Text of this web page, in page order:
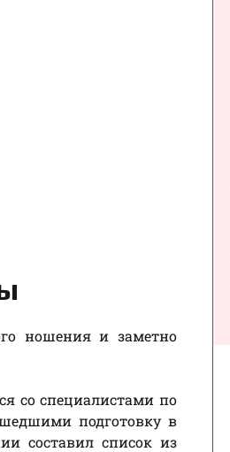
ношения и заметно
со специалистами по
подготовку в
составил список из